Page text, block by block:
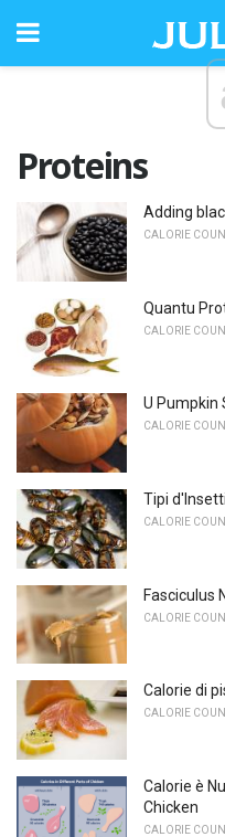
Proteins
Adding
CALORIE
Quantu
CALORIE
U Pumpkin
CALORIE
Tipi
CALORIE
Fasciculus
CALORIE
Calorie di
CALORIE
Calorie è
Chicken
CALORIE